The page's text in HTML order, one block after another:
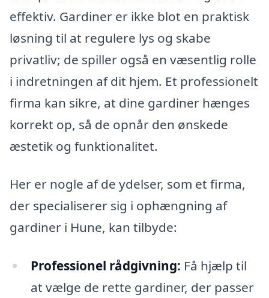
effektiv. Gardiner er ikke blot en praktisk
løsning til at regulere lys og skabe
privatliv; de spiller også en væsentlig rolle
i indretningen af dit hjem. Et professionelt
firma kan sikre, at dine gardiner hænges
korrekt op, så de opnår den ønskede
æstetik og funktionalitet.
Her er nogle af de ydelser, som et firma,
der specialiserer sig i ophængning af
gardiner i Hune, kan tilbyde:
Professionel rådgivning: Få hjælp til
at vælge de rette gardiner, der passer